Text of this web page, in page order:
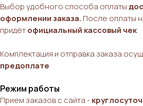
Выбор удобного способа оплаты
оформлении заказа. После оплаты
придётофициальный кассовый чек
Комплектация и отправка заказа
предоплате
Режим работы
Прием заказов с сайта -